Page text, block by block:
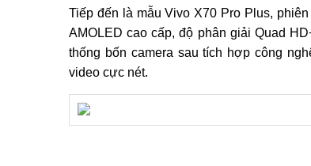
Tiếp đến là mẫu Vivo X70 Pro Plus,
AMOLED cao cấp, độ phân giải Quad
thống bốn camera sau tích hợp công
video cực nét.